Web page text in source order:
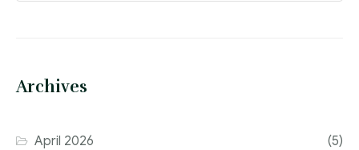
Archives
April 2026 (5)